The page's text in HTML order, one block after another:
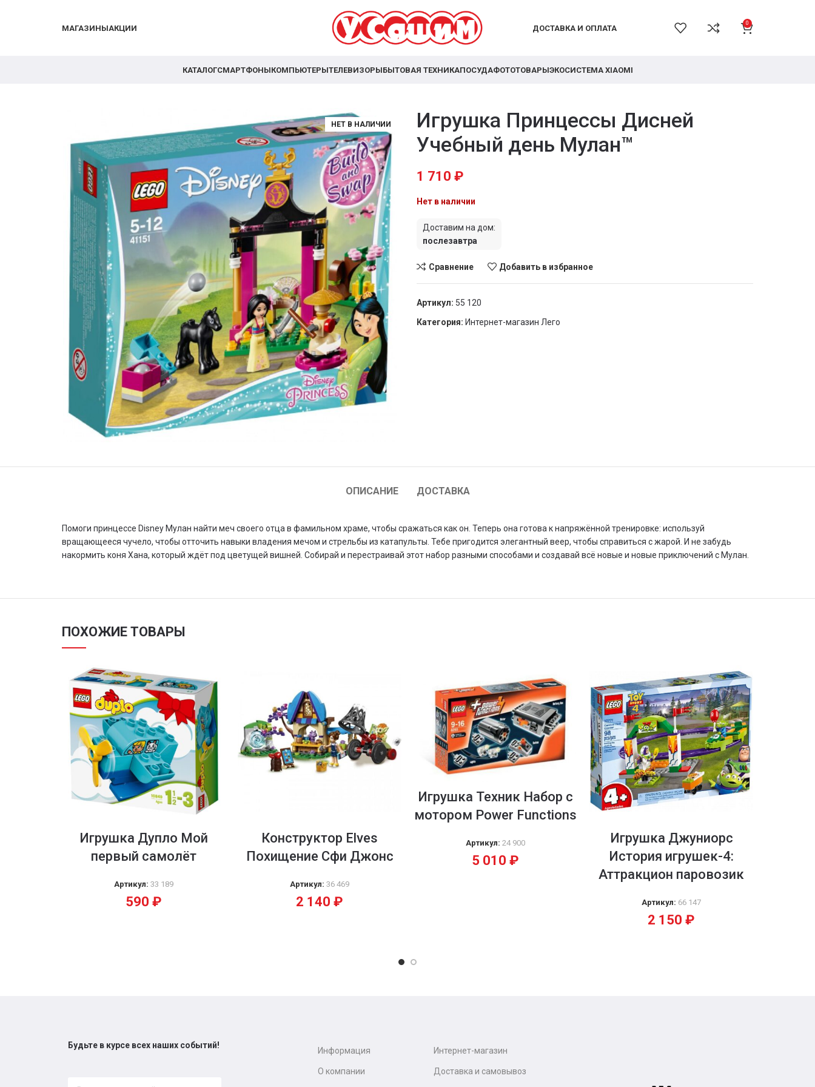
МАГАЗИНЫАКЦИИ ДОСТАВКА И ОПЛАТА
0
КАТАЛОГСМАРТФОНЫКОМПЬЮТЕРЫТЕЛЕВИЗОРЫБЫТОВАЯ ТЕХНИКАПОСУДАФОТОТОВАРЫЭКОСИСТЕМА XIAOMI
НЕТ В НАЛИЧИИ
Игрушка Принцессы Дисней
Учебный день Мулан™
1 710 ₽
Нет в наличии
Доставим на дом:
послезавтра
Сравнение Добавить в избранное
Артикул: 55 120
Категория: Интернет-магазин Лего
ОПИСАНИЕ ДОСТАВКА
Помоги принцессе Disney Мулан найти меч своего отца в фамильном храме, чтобы сражаться как он. Теперь она готова к напряжённой тренировке: используй
вращающееся чучело, чтобы отточить навыки владения мечом и стрельбы из катапульты. Тебе пригодится элегантный веер, чтобы справиться с жарой. И не забудь
накормить коня Хана, который ждёт под цветущей вишней. Собирай и перестраивай этот набор разными способами и создавай всё новые и новые приключений с Мулан.
ПОХОЖИЕ ТОВАРЫ
Игрушка Дупло Мой
первый самолёт
Артикул: 33 189
590 ₽
Конструктор Elves
Похищение Сфи Джонс
Артикул: 36 469
2 140 ₽
Игрушка Техник Набор с
мотором Power Functions
Артикул: 24 900
5 010 ₽
Игрушка Джуниорс
История игрушек-4:
Аттракцион паровозик
Артикул: 66 147
2 150 ₽
Будьте в курсе всех наших событий!
Информация
О компании
Интернет-магазин
Доставка и самовывоз